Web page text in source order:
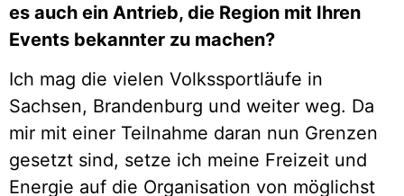
es auch ein Antrieb, die Region mit Ihren
Events bekannter zu machen?
Ich mag die vielen Volkssportläufe in
Sachsen, Brandenburg und weiter weg. Da
mir mit einer Teilnahme daran nun Grenzen
gesetzt sind, setze ich meine Freizeit und
Energie auf die Organisation von möglichst